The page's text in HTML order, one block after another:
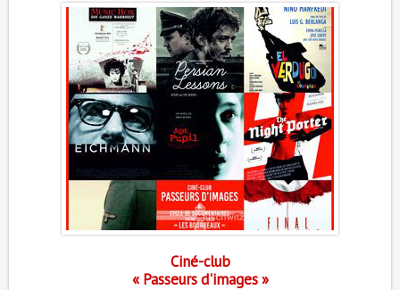
Ciné-club
« Passeurs d'images »